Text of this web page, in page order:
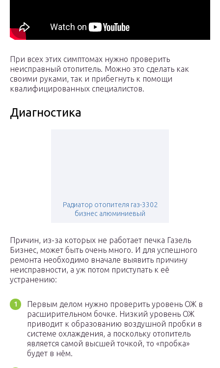
При всех этих симптомах нужно проверить
неисправный отопитель. Можно это сделать как
своими руками, так и прибегнуть к помощи
квалифицированных специалистов.
Диагностика
Радиатор отопителя газ-3302
бизнес алюминиевый
Причин, из-за которых не работает печка Газель
Бизнес, может быть очень много. И для успешного
ремонта необходимо вначале выявить причину
неисправности, а уж потом приступать к её
устранению:
Первым делом нужно проверить уровень ОЖ в
расширительном бочке. Низкий уровень ОЖ
приводит к образованию воздушной пробки в
системе охлаждения, а поскольку отопитель
является самой высшей точкой, то «пробка»
будет в нём.